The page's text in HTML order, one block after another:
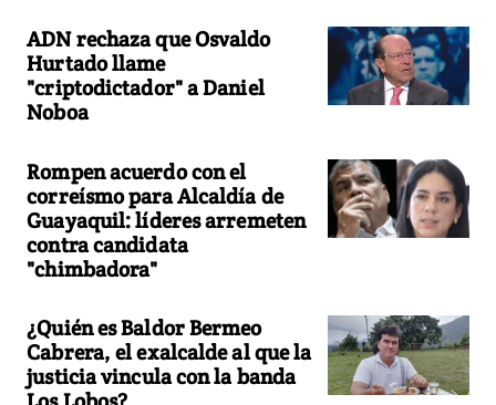
ADN rechaza que Osvaldo
Hurtado llame
"criptodictador" a Daniel
Noboa
Rompen acuerdo con el
correísmo para Alcaldía de
Guayaquil: líderes arremeten
contra candidata
"chimbadora"
¿Quién es Baldor Bermeo
Cabrera, el exalcalde al que la
justicia vincula con la banda